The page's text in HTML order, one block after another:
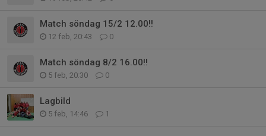
Match söndag 15/2 12.00!!
12 feb, 20:43 0
Match söndag 8/2 16.00!!
5 feb, 20:30 0
Lagbild
5 feb, 14:46 1